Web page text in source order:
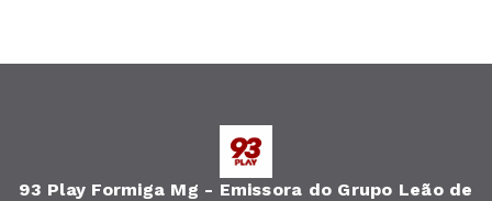
93 Play Formiga Mg - Emissora do Grupo Leão de